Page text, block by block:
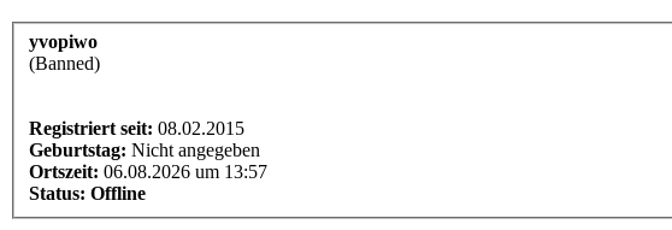
yvopiwo
(Banned)
Registriert seit: 08.02.2015
Geburtstag: Nicht angegeben
Ortszeit: 06.08.2026 um 13:57
Status: Offline